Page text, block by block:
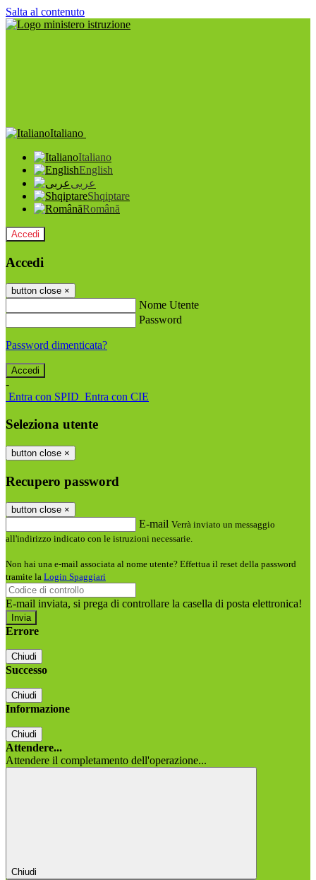
Salta al contenuto
Italiano
Italiano
English
عربى
Shqiptare
Română
Accedi
Accedi
button close ×
Nome Utente
Password
Password dimenticata?
-
Entra con SPID Entra con CIE
Seleziona utente
button close ×
Recupero password
button close ×
E-mail Verrà inviato un messaggio
all'indirizzo indicato con le istruzioni necessarie.
Non hai una e-mail associata al nome utente? Effettua il reset della password
tramite la Login Spaggiari
E-mail inviata, si prega di controllare la casella di posta elettronica!
Errore
Chiudi
Successo
Chiudi
Informazione
Chiudi
Attendere...
Attendere il completamento dell'operazione...
Chiudi